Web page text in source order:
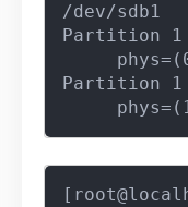
/dev/sdb1
Partition 1
Partition 1